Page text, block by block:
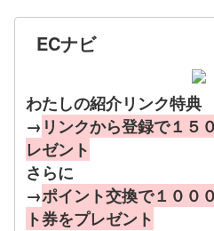
ECナビ
わたしの紹介リンク特典
→ リンクから登録で１５
レゼント
さらに
→ポイント交換で１００
ト券をプレゼント